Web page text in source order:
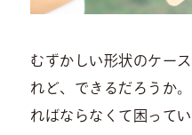
むずかしい形状のケー
れど、できるだろうか
ればならなくて困って